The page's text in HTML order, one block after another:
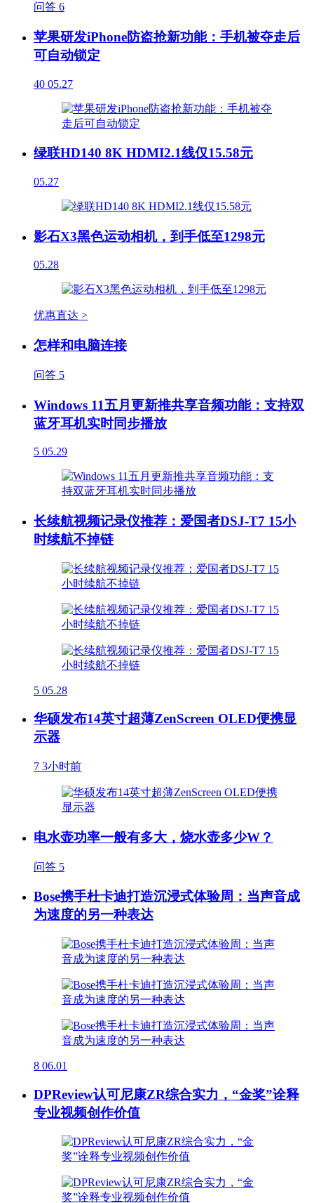
问答 6
苹果研发iPhone防盗抢新功能：手机被夺走后
可自动锁定
40 05.27
绿联HD140 8K HDMI2.1线仅15.58元
05.27
影石X3黑色运动相机，到手低至1298元
05.28
优惠直达 >
怎样和电脑连接
问答 5
Windows 11五月更新推共享音频功能：支持双
蓝牙耳机实时同步播放
5 05.29
长续航视频记录仪推荐：爱国者DSJ-T7 15小
时续航不掉链
5 05.28
华硕发布14英寸超薄ZenScreen OLED便携显
示器
7 3小时前
电水壶功率一般有多大，烧水壶多少W？
问答 5
Bose携手杜卡迪打造沉浸式体验周：当声音成
为速度的另一种表达
8 06.01
DPReview认可尼康ZR综合实力，“金奖”诠释
专业视频创作价值